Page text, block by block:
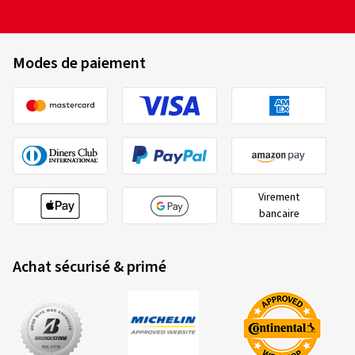
245/35 ZR19 93W
Type de route utilisé:Mixte
07/05/2026 Achat vérifié
Ralf Eugen W., Allemagne
Ein sehr guter reifen Preisleistung ist super
(Traduire)
Type de route utilisé:Mixte
Type de véhicule:
Kia Sportage (SLS) Facelift
Modes de paiement
Virement
bancaire
Achat sécurisé & primé